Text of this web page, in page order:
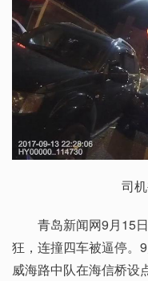
司
青岛新闻网9月15
狂，连撞四车被逼停。
威海路中队在海信桥设